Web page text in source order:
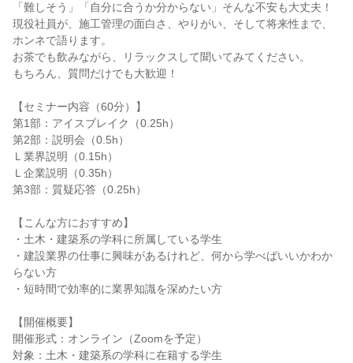
「難しそう」「自分に合うか分からない」そんな不安も大丈夫！
現役社員が、施工管理の面白さ、やりがい、そして将来性まで、
ホンネで語ります。
お茶でも飲みながら、リラックスして聞いてみてください。
もちろん、質問だけでも大歓迎！
【セミナー内容（60分）】
第1部：アイスブレイク（0.25h）
第2部：説明会（0.5h）
Ｌ業界説明（0.15h）
Ｌ企業説明（0.35h）
第3部：質疑応答（0.25h）
【こんな方におすすめ】
・土木・建築系の学科に所属している学生
・建設業界の仕事に興味があるけれど、何から学べばいいかわか
らない方
・短時間で効率的に業界知識を深めたい方
【開催概要】
開催形式：オンライン（Zoomを予定）
対象：土木・建築系の学科に在籍する学生